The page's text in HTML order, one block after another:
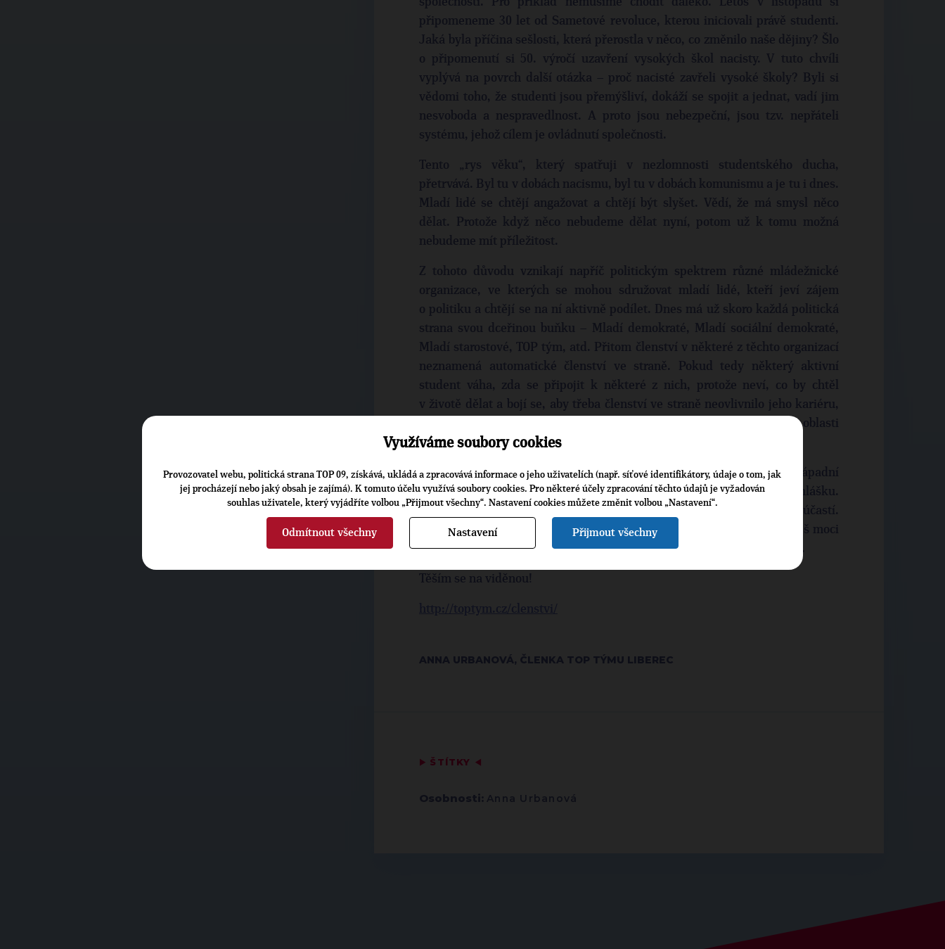
připomeneme 30 let od Sametové revoluce, kterou iniciovali právě studenti.
Jaká byla příčina sešlosti, která přerostla v něco, co změnilo naše dějiny? Šlo
o připomenutí si 50. výročí uzavření vysokých škol nacisty. V tuto chvíli
vyplývá na povrch další otázka – proč nacisté zavřeli vysoké školy? Byli si
vědomi toho, že studenti jsou přemýšliví, dokáží se spojit a jednat, vadí jim
nesvoboda a nespravedlnost. A proto jsou nebezpeční, jsou tzv. nepřáteli
systému, jehož cílem je ovládnutí společnosti.
Tento „rys věku“, který spatřuji v nezlomnosti studentského ducha,
přetrvává. Byl tu v dobách nacismu, byl tu v dobách komunismu a je tu i dnes.
Mladí lidé se chtějí angažovat a chtějí být slyšet. Vědí, že má smysl něco
dělat. Protože když něco nebudeme dělat nyní, potom už k tomu možná
nebudeme mít příležitost.
Z tohoto důvodu vznikají napříč politickým spektrem různé mládežnické
organizace, ve kterých se mohou sdružovat mladí lidé, kteří jeví zájem
o politiku a chtějí se na ní aktivně podílet. Dnes má už skoro každá politická
strana svou dceřinou buňku – Mladí demokraté, Mladí sociální demokraté,
Mladí starostové, TOP tým, atd. Přitom členství v některé z těchto organizací
neznamená automatické členství ve straně. Pokud tedy některý aktivní
student váha, zda se připojit k některé z nich, protože neví, co by chtěl
v životě dělat a bojí se, aby třeba členství ve straně neovlivnilo jeho kariéru,
bát se nemusí. Jde pouze o projev sympatie a hlavně o zájem v oblasti
aktuálního dění.
Pokud se zajímáš o politiku a imponuje Ti pro-evropská a pro-západní
politika, TOP tým je pro Tebe tím pravým místem, kam odeslat přihlášku.
Budeš se moci podílet na kampani, ať už svými nápady, nebo přímou účastí.
Budeš moci pořádat besedy, přednášky a workshopy. A hlavně se budeš moci
setkávat se spoustou inspirativních lidí, kteří jsou na stejné lodi jako Ty.
Těším se na viděnou!
ANNA URBANOVÁ, ČLENKA TOP TÝMU LIBEREC
▶ ŠTÍTKY ◀
Osobnosti: Anna Urbanová
Využíváme soubory cookies
Provozovatel webu, politická strana TOP 09, získává, ukládá a zpracovává informace o jeho uživatelích (např. síťové identifikátory, údaje o tom, jak
jej procházejí nebo jaký obsah je zajímá). K tomuto účelu využívá soubory cookies. Pro některé účely zpracování těchto údajů je vyžadován
souhlas uživatele, který vyjádříte volbou „Přijmout všechny“. Nastavení cookies můžete změnit volbou „Nastavení“.
Odmítnout všechny Nastavení Přijmout všechny